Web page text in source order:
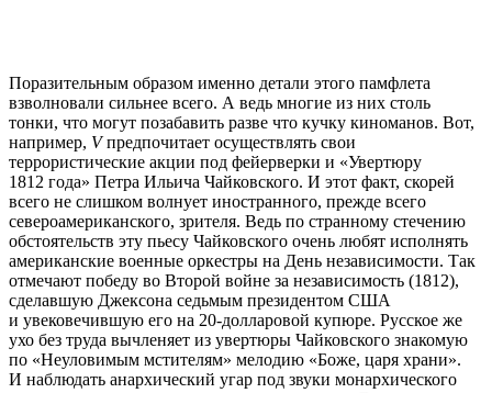
Поразительным образом именно детали этого памфлета
взволновали сильнее всего. А ведь многие из них столь
тонки, что могут позабавить разве что кучку киноманов. Вот,
например, Vпредпочитает осуществлять свои
террористические акции под фейерверки и «Увертюру
1812 года» Петра Ильича Чайковского. И этот факт, скорей
всего не слишком волнует иностранного, прежде всего
североамериканского, зрителя. Ведь по странному стечению
обстоятельств эту пьесу Чайковского очень любят исполнять
американские военные оркестры на День независимости. Так
отмечают победу во Второй войне за независимость (1812),
сделавшую Джексона седьмым президентом США
и увековечившую его на 20-долларовой купюре. Русское же
ухо без труда вычленяет из увертюры Чайковского знакомую
по «Неуловимым мстителям» мелодию «Боже, царя храни».
И наблюдать анархический угар под звуки монархического